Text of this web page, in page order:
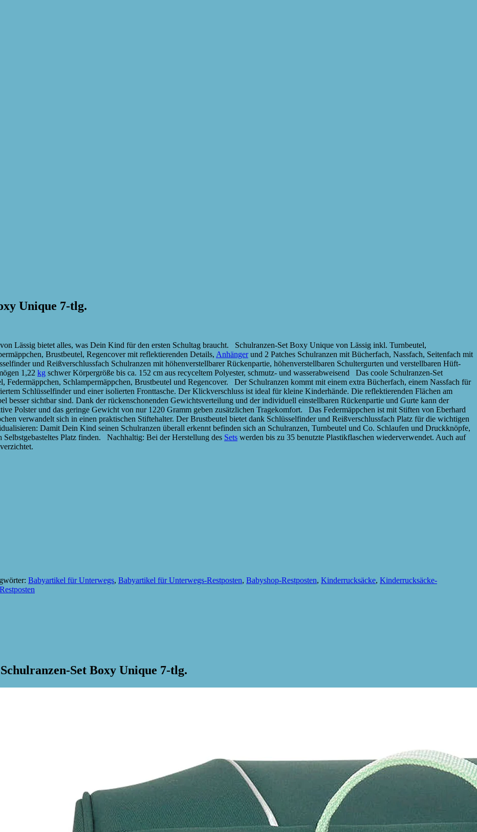
Unique 7-tlg.
Lässig bietet alles, was Dein Kind für den ersten Schultag braucht. Schulranzen-Set Boxy Unique von Lässig inkl. Turnbeutel,
Brustbeutel, Regencover mit reflektierenden Details, Anhängerund 2 Patches Schulranzen mit Bücherfach, Nassfach, Seitenfach mit
und Reißverschlussfach Schulranzen mit höhenverstellbarer Rückenpartie, höhenverstellbaren Schultergurten und verstellbaren Hüft-
1,22 kg schwer Körpergröße bis ca. 152 cm aus recyceltem Polyester, schmutz- und wasserabweisend Das coole Schulranzen-Set
Federmäppchen, Schlampermäppchen, Brustbeutel und Regencover. Der Schulranzen kommt mit einem extra Bücherfach, einem Nassfach für
Schlüsselfinder und einer isolierten Fronttasche. Der Klickverschluss ist ideal für kleine Kinderhände. Die reflektierenden Flächen am
besser sichtbar sind. Dank der rückenschonenden Gewichtsverteilung und der individuell einstellbaren Rückenpartie und Gurte kann der
Polster und das geringe Gewicht von nur 1220 Gramm geben zusätzlichen Tragekomfort. Das Federmäppchen ist mit Stiften von Eberhard
verwandelt sich in einen praktischen Stiftehalter. Der Brustbeutel bietet dank Schlüsselfinder und Reißverschlussfach Platz für die wichtigen
Damit Dein Kind seinen Schulranzen überall erkennt befinden sich an Schulranzen, Turnbeutel und Co. Schlaufen und Druckknöpfe,
Selbstgebasteltes Platz finden. Nachhaltig: Bei der Herstellung des Sets werden bis zu 35 benutzte Plastikflaschen wiederverwendet. Auch auf
Babyartikel für Unterwegs, Babyartikel für Unterwegs-Restposten, Babyshop-Restposten, Kinderrucksäcke, Kinderrucksäcke-
Set Boxy Unique 7-tlg.